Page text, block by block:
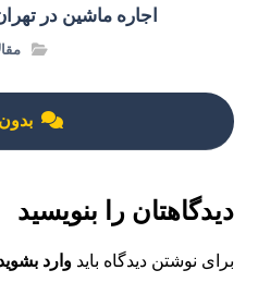
اجاره ماشین در
دیدگاهتان را بنویسید
برای نوشتن دیدگاه بایدوارد